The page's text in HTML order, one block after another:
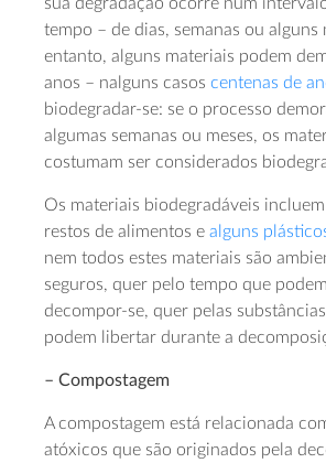
tempo – de dias, semanas ou alguns
entanto, alguns materiais podem
anos – nalguns casos centenas de
biodegradar-se: se o processo
algumas semanas ou meses, os
costumam ser considerados
Os materiais biodegradáveis
restos de alimentos e alguns
nem todos estes materiais são
seguros, quer pelo tempo que
decompor-se, quer pelas
podem libertar durante a
– Compostagem
A compostagem está relacionada
atóxicos que são originados pela